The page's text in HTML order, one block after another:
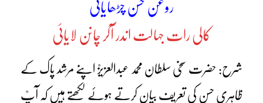
روغن حسن چڑھایائی
کالی رات جہالت اندر آکر چانن لایائی
شرح: حضرت سخی سلطان محمد عبدالعزیزؒ اپنے مرشد پاک کے
ظاہری حسن کی تعریف بیان کرتے ہوئے لکھتے ہیں کہ آپؒ